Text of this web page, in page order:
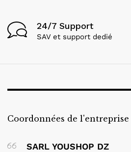
24/7 Support
SAV et support dedié
Coordonnées de l'entreprise
SARL YOUSHOP DZ